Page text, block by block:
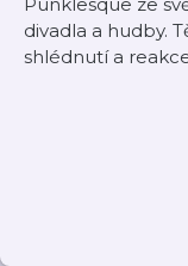
divadla a hudby.
shlédnutí a